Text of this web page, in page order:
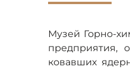
Музей Горно-
предприятия,
ковавших